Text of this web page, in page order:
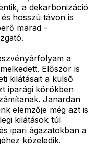
a dekarbonizáció
hosszú távon is
marad -
a
Először is
kilátásait a külső
iparági körökben
Janardan
elemzője még azt is
kilátások túl
ipari ágazatokban a
közeledik.